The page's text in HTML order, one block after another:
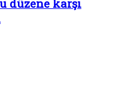
düzene karşı